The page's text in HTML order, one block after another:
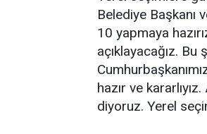
Belediye Başkanı
10 yapmaya
açıklayacağız.
hazır ve
diyoruz. Yerel